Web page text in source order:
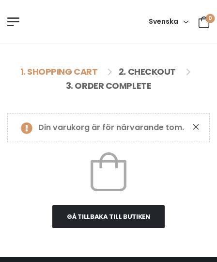
Svenska 0
1. SHOPPING CART
2. CHECKOUT
3. ORDER COMPLETE
Din varukorg är för närvarande tom.
GÅ TILLBAKA TILL BUTIKEN